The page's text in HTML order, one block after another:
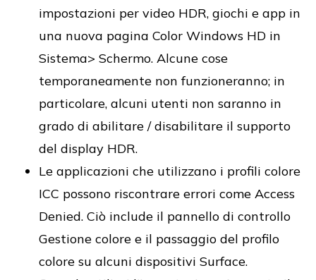
impostazioni per video HDR, giochi e app in
una nuova pagina Color Windows HD in
Sistema> Schermo. Alcune cose
temporaneamente non funzioneranno; in
particolare, alcuni utenti non saranno in
grado di abilitare / disabilitare il supporto
del display HDR.
Le applicazioni che utilizzano i profili colore
ICC possono riscontrare errori come Access
Denied. Ciò include il pannello di controllo
Gestione colore e il passaggio del profilo
colore su alcuni dispositivi Surface.